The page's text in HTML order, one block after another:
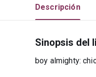
Descripción
Sinopsis del
boy almighty: